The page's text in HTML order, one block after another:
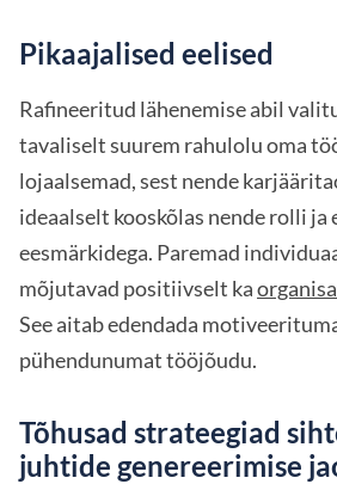
Pikaajalised eelised
Rafineeritud lähenemise abil
tavaliselt suurem rahulolu oma
lojaalsemad, sest nende
ideaalselt kooskõlas nende rolli
eesmärkidega. Paremad
mõjutavad positiivselt ka
See aitab edendada
pühendunumat tööjõudu.
Tõhusad strateegiad
juhtide genereerimise